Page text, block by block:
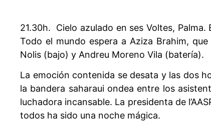
21.30h. Cielo azulado en ses Voltes,
Todo el mundo espera a Aziza Brahim,
Nolis (bajo) y Andreu Moreno Vila (batería).
La emoción contenida se desata y las dos
la bandera saharaui ondea entre los
luchadora incansable. La presidenta de
todos ha sido una noche mágica.